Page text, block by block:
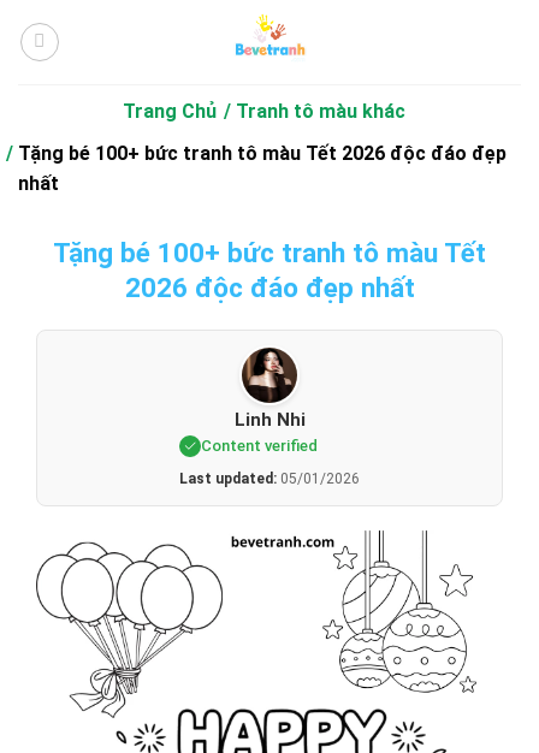
qua
Trang Chủ
Tranh tô màu khác
Tặng bé 100+ bức tranh tô màu Tết 2026 độc đáo đẹp
nhất
Tặng bé 100+ bức tranh tô màu Tết
2026 độc đáo đẹp nhất
Linh Nhi
Content verified
Last updated: 05/01/2026